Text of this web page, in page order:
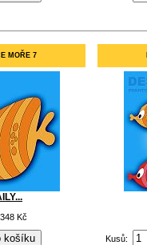
MOŘE 7
348 Kč
Kusů: